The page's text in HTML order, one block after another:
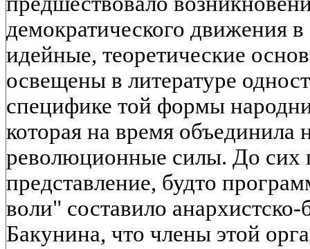
демократического движения
идейные, теоретические
освещены в литературе
специфике той формы
которая на время объединила
революционные силы. До сих
представление, будто
воли" составило
Бакунина, что члены этой